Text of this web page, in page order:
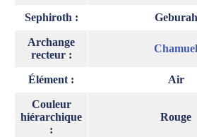
Sephiroth : Geburah
Archange
recteur :
Chamuel
Élément : Air
Couleur
hiérarchique
:
Rouge